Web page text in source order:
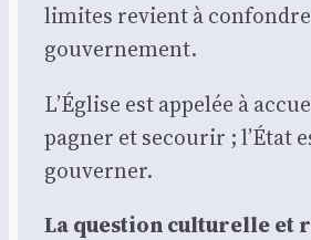
limites revient à
gou­ver­ne­ment.
L’Église est appe­lée à
pa­gner et secou­rir ; l’État
gou­ver­ner.
La ques­tion cultu­relle et